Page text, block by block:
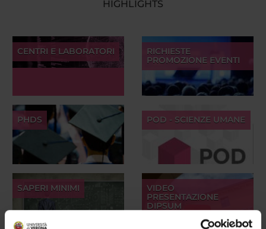
HIGHLIGHTS
CENTRI E LABORATORI
RICHIESTE
PROMOZIONE EVENTI
PHDS POD - SCIENZE UMANE
SAPERI MINIMI
VIDEO
PRESENTAZIONE
DIPSUM